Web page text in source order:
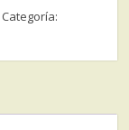
Categoría: